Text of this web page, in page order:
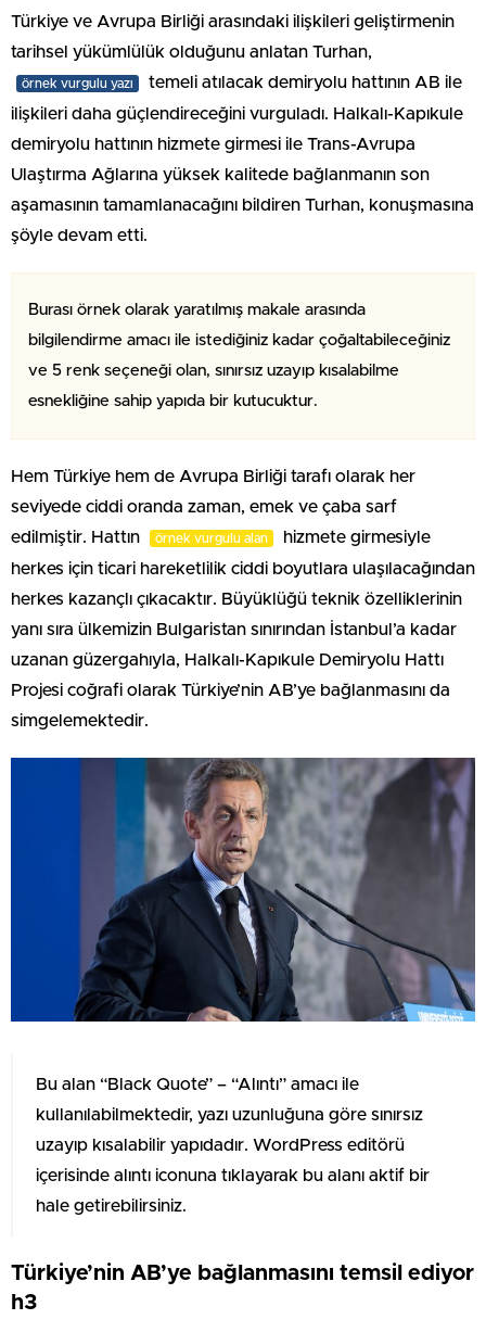
Türkiye ve Avrupa Birliği arasındaki ilişkileri geliştirmenin
tarihsel yükümlülük olduğunu anlatan Turhan,
örnek vurgulu yazı
temeli atılacak demiryolu hattının AB ile
ilişkileri daha güçlendireceğini vurguladı. Halkalı-Kapıkule
demiryolu hattının hizmete girmesi ile Trans-Avrupa
Ulaştırma Ağlarına yüksek kalitede bağlanmanın son
aşamasının tamamlanacağını bildiren Turhan, konuşmasına
şöyle devam etti.
Burası örnek olarak yaratılmış makale arasında
bilgilendirme amacı ile istediğiniz kadar çoğaltabileceğiniz
ve 5 renk seçeneği olan, sınırsız uzayıp kısalabilme
esnekliğine sahip yapıda bir kutucuktur.
Hem Türkiye hem de Avrupa Birliği tarafı olarak her
seviyede ciddi oranda zaman, emek ve çaba sarf
edilmiştir. Hattın
örnek vurgulu alan
hizmete girmesiyle
herkes için ticari hareketlilik ciddi boyutlara ulaşılacağından
herkes kazançlı çıkacaktır. Büyüklüğü teknik özelliklerinin
yanı sıra ülkemizin Bulgaristan sınırından İstanbul’a kadar
uzanan güzergahıyla, Halkalı-Kapıkule Demiryolu Hattı
Projesi coğrafi olarak Türkiye’nin AB’ye bağlanmasını da
simgelemektedir.
Bu alan “Black Quote” – “Alıntı” amacı ile
kullanılabilmektedir, yazı uzunluğuna göre sınırsız
uzayıp kısalabilir yapıdadır. WordPress editörü
içerisinde alıntı iconuna tıklayarak bu alanı aktif bir
hale getirebilirsiniz.
Türkiye’nin AB’ye bağlanmasını temsil ediyor
h3